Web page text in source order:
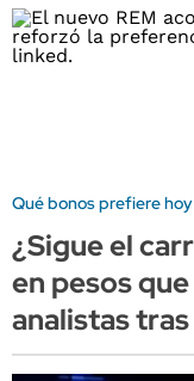
Qué bonos prefiere
¿Sigue el
en pesos
analistas